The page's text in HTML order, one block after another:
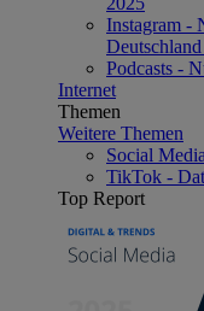
Instagram -
Podcasts -
Internet
Themen
Weitere Themen
Social
TikTok -
Top Report